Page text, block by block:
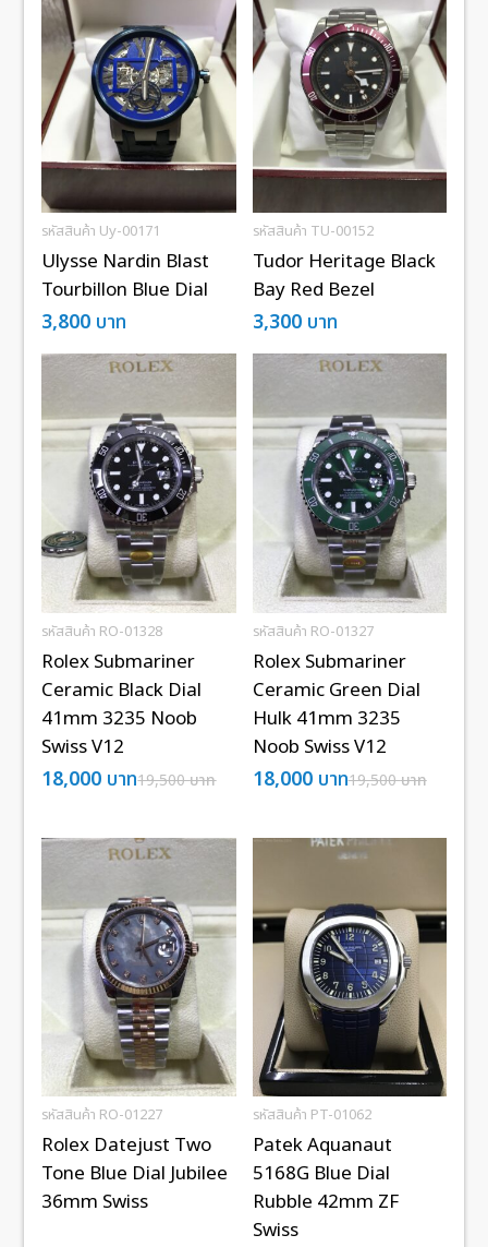
รหัสสินค้า Uy-00171
Ulysse Nardin Blast
Tourbillon Blue Dial
3,800 บาท
รหัสสินค้า TU-00152
Tudor Heritage Black
Bay Red Bezel
3,300 บาท
รหัสสินค้า RO-01328
Rolex Submariner
Ceramic Black Dial
41mm 3235 Noob
Swiss V12
19,500บาท
18,000 บาท
รหัสสินค้า RO-01327
Rolex Submariner
Ceramic Green Dial
Hulk 41mm 3235
Noob Swiss V12
19,500บาท
18,000 บาท
รหัสสินค้า RO-01227
Rolex Datejust Two
Tone Blue Dial Jubilee
36mm Swiss
รหัสสินค้า PT-01062
Patek Aquanaut
5168G Blue Dial
Rubble 42mm ZF
Swiss